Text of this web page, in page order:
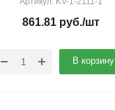
861.81руб./шт
В корзину